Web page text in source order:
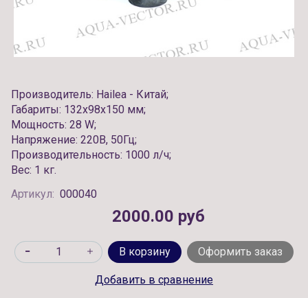
Производитель: Hailea - Китай;
Габариты: 132x98x150 мм;
Мощность: 28 W;
Напряжение: 220В, 50Гц;
Производительность: 1000 л/ч;
Вес: 1 кг.
Артикул: 000040
2000.00 руб
В корзину Оформить заказ
Добавить в сравнение